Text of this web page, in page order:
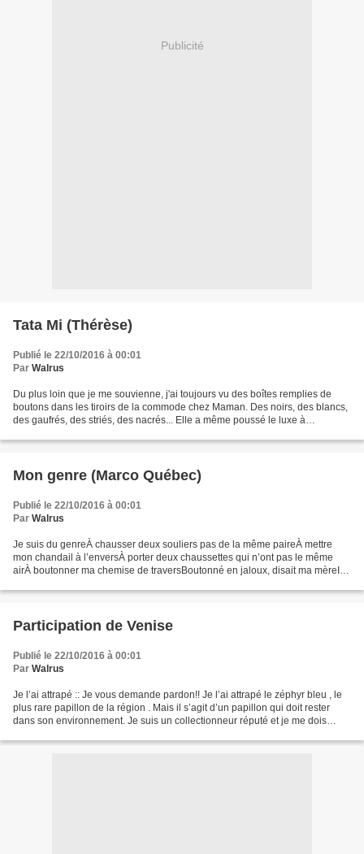
Publicité
Tata Mi (Thérèse)
Publié le 22/10/2016 à 00:01
Par Walrus
Du plus loin que je me souvienne, j'ai toujours vu des boîtes remplies de
boutons dans les tiroirs de la commode chez Maman. Des noirs, des blancs,
des gaufrés, des striés, des nacrés... Elle a même poussé le luxe à
Mon genre (Marco Québec)
Publié le 22/10/2016 à 00:01
Par Walrus
Je suis du genreÀ chausser deux souliers pas de la même paireÀ mettre
mon chandail à l’enversÀ porter deux chaussettes qui n’ont pas le même
airÀ boutonner ma chemise de traversBoutonné en jaloux, disait ma mèreIl
Participation de Venise
Publié le 22/10/2016 à 00:01
Par Walrus
Je l’ai attrapé :: Je vous demande pardon!! Je l’ai attrapé le zéphyr bleu , le
plus rare papillon de la région . Mais il s’agit d’un papillon qui doit rester
dans son environnement. Je suis un collectionneur réputé et je me dois